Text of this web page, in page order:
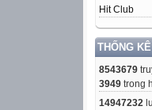
Hit Club
THỐNG KÊ
8543679
3949 trong
14947232